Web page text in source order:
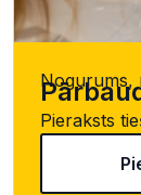
Nogurums,
Pieraksts